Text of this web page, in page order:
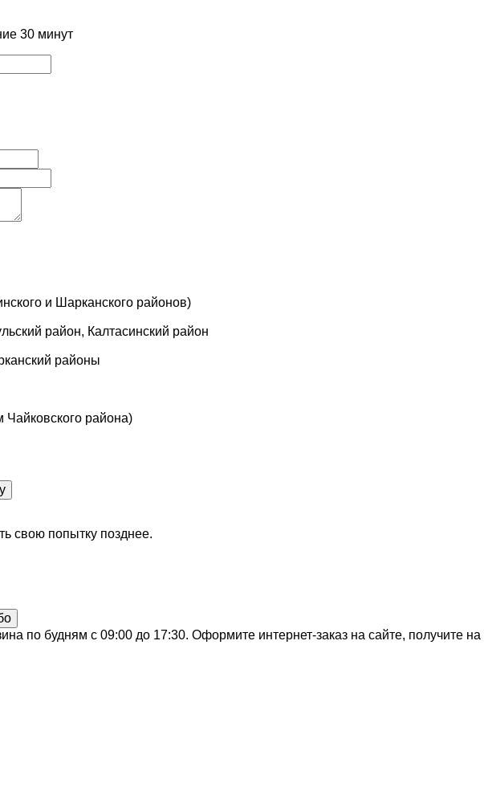
30 минут
и Шарканского районов)
район, Калтасинский район
районы
Чайковского района)
свою попытку позднее.
по будням с 09:00 до 17:30. Оформите интернет-заказ на сайте, получите